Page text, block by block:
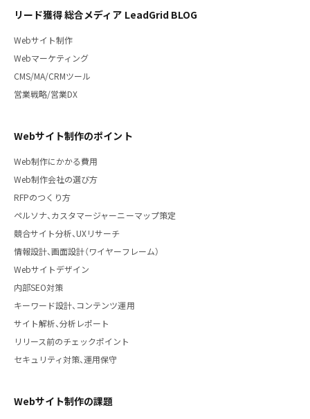
リード獲得 総合メディア LeadGrid BLOG
Webサイト制作
Webマーケティング
CMS/MA/CRMツール
営業戦略/営業DX
Webサイト制作のポイント
Web制作にかかる費用
Web制作会社の選び方
RFPのつくり方
ペルソナ、カスタマージャーニーマップ策定
競合サイト分析、UXリサーチ
情報設計、画面設計（ワイヤーフレーム）
Webサイトデザイン
内部SEO対策
キーワード設計、コンテンツ運用
サイト解析、分析レポート
リリース前のチェックポイント
セキュリティ対策、運用保守
Webサイト制作の課題